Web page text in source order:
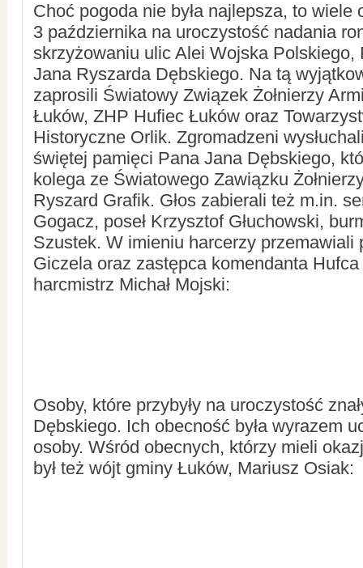
Choć pogoda nie była najlepsza, to wiele
3 października na uroczystość nadania
skrzyżowaniu ulic Alei Wojska Polskiego,
Jana Ryszarda Dębskiego. Na tą
zaprosili Światowy Związek Żołnierzy
Łuków, ZHP Hufiec Łuków oraz
Historyczne Orlik. Zgromadzeni
świętej pamięci Pana Jana Dębskiego,
kolega ze Światowego Zawiązku
Ryszard Grafik. Głos zabierali też m.in.
Gogacz, poseł Krzysztof Głuchowski,
Szustek. W imieniu harcerzy przemawiali
Giczela oraz zastępca komendanta
harcmistrz Michał Mojski:
Osoby, które przybyły na uroczystość
Dębskiego. Ich obecność była wyrazem
osoby. Wśród obecnych, którzy mieli
był też wójt gminy Łuków, Mariusz Osiak: